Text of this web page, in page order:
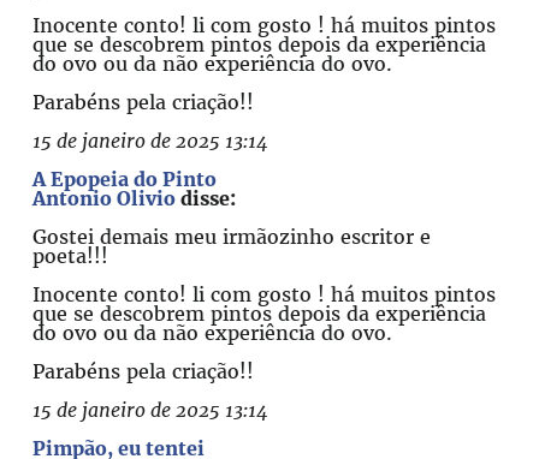
Inocente conto! li com gosto ! há muitos pintos
que se descobrem pintos depois da experiência
do ovo ou da não experiência do ovo.
Parabéns pela criação!!
15 de janeiro de 2025 13:14
A Epopeia do Pinto
Antonio Olivio disse:
Gostei demais meu irmãozinho escritor e
poeta!!!
Inocente conto! li com gosto ! há muitos pintos
que se descobrem pintos depois da experiência
do ovo ou da não experiência do ovo.
Parabéns pela criação!!
15 de janeiro de 2025 13:14
Pimpão, eu tentei